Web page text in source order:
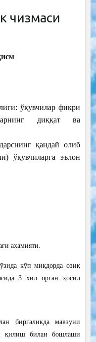
ўқувчилар фикри
диққат ва
қандай олиб
ўқувчиларга эълон
аҳамияти.
кўп миқдорда озиқ
3 хил орган ҳосил
биргаликда мавзуни
қилиш билан бошлаши